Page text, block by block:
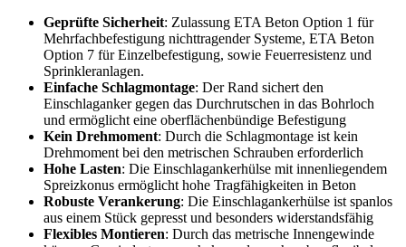
Geprüfte Sicherheit: Zulassung ETA Beton Option 1 für
Mehrfachbefestigung nichttragender Systeme, ETA Beton
Option 7 für Einzelbefestigung, sowie Feuerresistenz und
Sprinkleranlagen.
Einfache Schlagmontage: Der Rand sichert den
Einschlaganker gegen das Durchrutschen in das Bohrloch
und ermöglicht eine oberflächenbündige Befestigung
Kein Drehmoment: Durch die Schlagmontage ist kein
Drehmoment bei den metrischen Schrauben erforderlich
Hohe Lasten: Die Einschlagankerhülse mit innenliegendem
Spreizkonus ermöglicht hohe Tragfähigkeiten in Beton
Robuste Verankerung: Die Einschlagankerhülse ist spanlos
aus einem Stück gepresst und besonders widerstandsfähig
Flexibles Montieren: Durch das metrische Innengewinde